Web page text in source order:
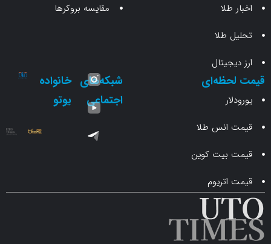
مقایسه بروکرها
انس طلا
بیت کوین
شبکه‌های خانواده
یوتو